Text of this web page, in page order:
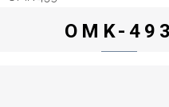
OMK-493